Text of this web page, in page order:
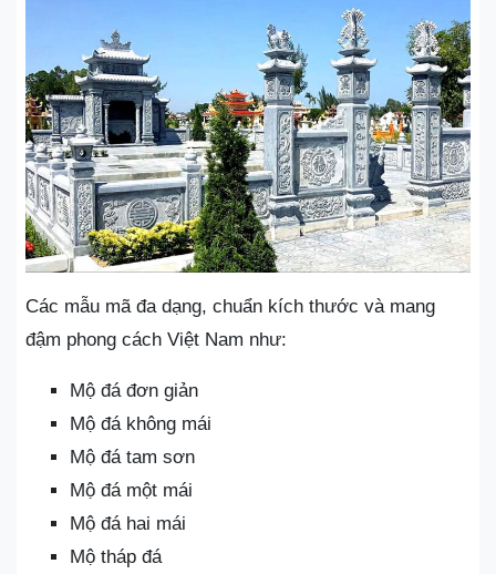
Các mẫu mã đa dạng, chuẩn kích thước và mang
đậm phong cách Việt Nam như:
Mộ đá đơn giản
Mộ đá không mái
Mộ đá tam sơn
Mộ đá một mái
Mộ đá hai mái
Mộ tháp đá